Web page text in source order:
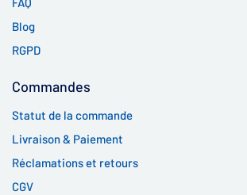
Blog
RGPD
Commandes
Statut de la commande
Livraison & Paiement
Réclamations et retours
CGV